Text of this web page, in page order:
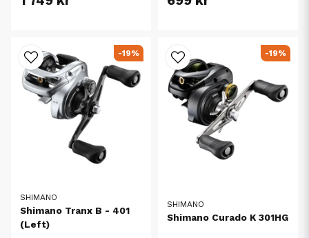
SHIMANO
Shimano Tranx B - 401
(Left)
-19%
SHIMANO
Shimano Curado K 301HG
-19%